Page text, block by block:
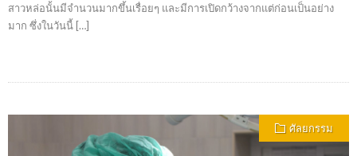
สาวหล่อนั้นมีจำนวนมากขึ้นเรื่อยๆ และมีการเปิดกว้างจากแต่ก่อนเป็นอย่าง
มาก ซึ่งในวันนี้ […]
ศัลยกรรม